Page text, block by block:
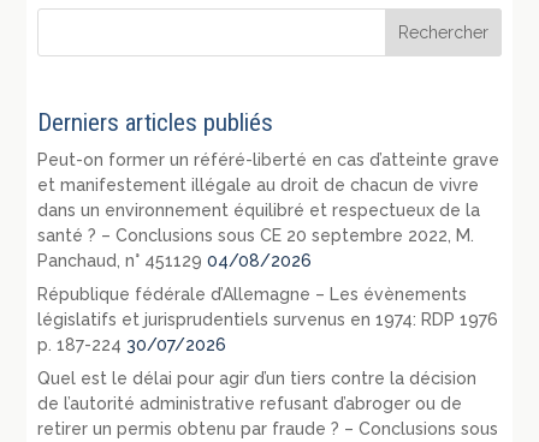
Derniers articles publiés
Peut-on former un référé-liberté en cas d’atteinte grave
et manifestement illégale au droit de chacun de vivre
dans un environnement équilibré et respectueux de la
santé ? – Conclusions sous CE 20 septembre 2022, M.
Panchaud, n° 451129 04/08/2026
République fédérale d’Allemagne – Les évènements
législatifs et jurisprudentiels survenus en 1974: RDP 1976
p. 187-224 30/07/2026
Quel est le délai pour agir d’un tiers contre la décision
de l’autorité administrative refusant d’abroger ou de
retirer un permis obtenu par fraude ? – Conclusions sous